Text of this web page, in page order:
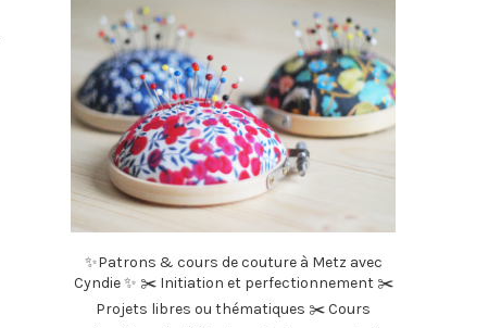
✨Patrons & cours de couture à Metz avec
Cyndie ✨ ✂️ Initiation et perfectionnement ✂️
Projets libres ou thématiques ✂️ Cours